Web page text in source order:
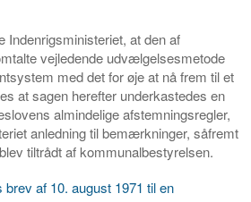
Indenrigsministeriet, at den af
vejledende udvælgelsesmetode
med det for øje at nå frem til et
at sagen herefter underkastedes en
almindelige afstemningsregler,
anledning til bemærkninger, såfremt
tiltrådt af kommunalbestyrelsen.
af 10. august 1971 til en